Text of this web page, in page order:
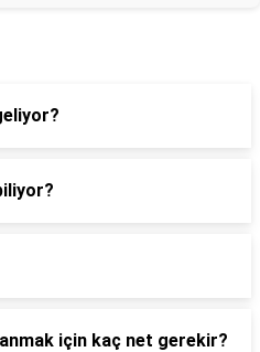
için kaç net gerekir?